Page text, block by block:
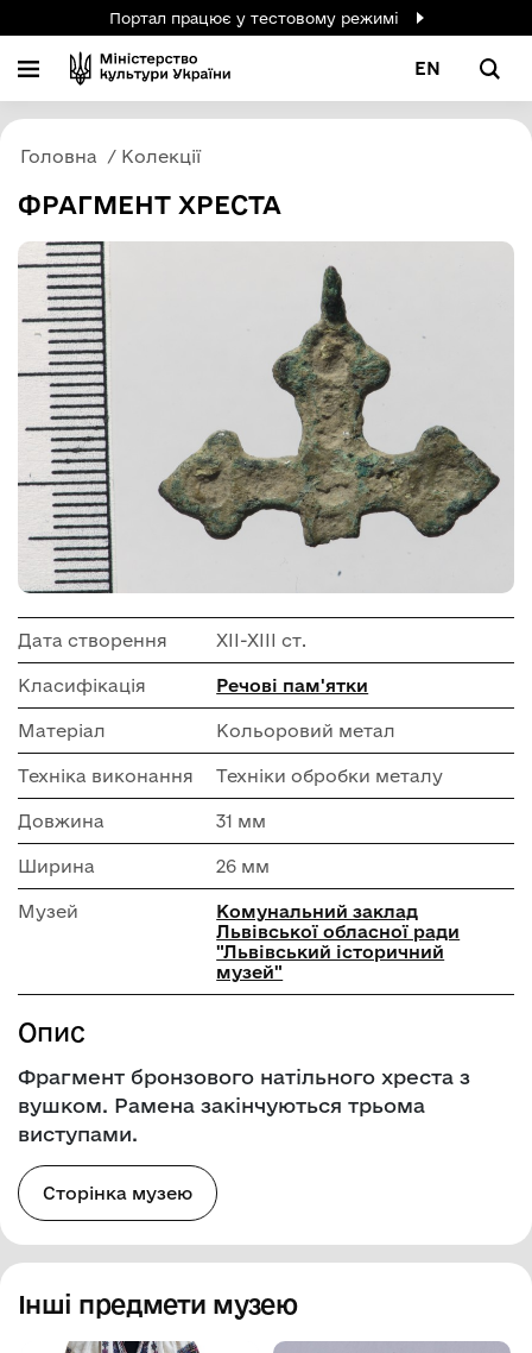
Портал працює у тестовому режимі
EN
Головна Колекції
ФРАГМЕНТ ХРЕСТА
Дата створення ХІІ-ХІІІ ст.
Класифікація Речові пам'ятки
Матеріал Кольоровий метал
Техніка виконання Техніки обробки металу
Довжина 31 мм
Ширина 26 мм
Музей
Комунальний заклад
Львівської обласної ради
"Львівський історичний
музей"
Опис
Фрагмент бронзового натільного хреста з
вушком. Рамена закінчуються трьома
виступами.
Сторінка музею
Інші предмети музею